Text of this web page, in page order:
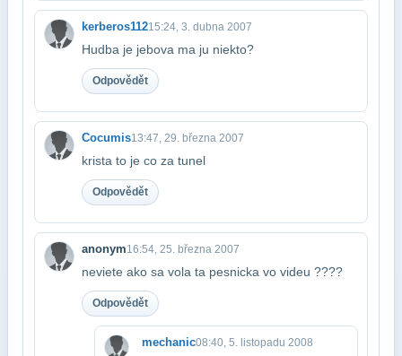
kerberos11215:24, 3. dubna 2007
Hudba je jebova ma ju niekto?
Odpovědět
Cocumis13:47, 29. března 2007
krista to je co za tunel
Odpovědět
anonym16:54, 25. března 2007
neviete ako sa vola ta pesnicka vo videu ????
Odpovědět
mechanic08:40, 5. listopadu 2008